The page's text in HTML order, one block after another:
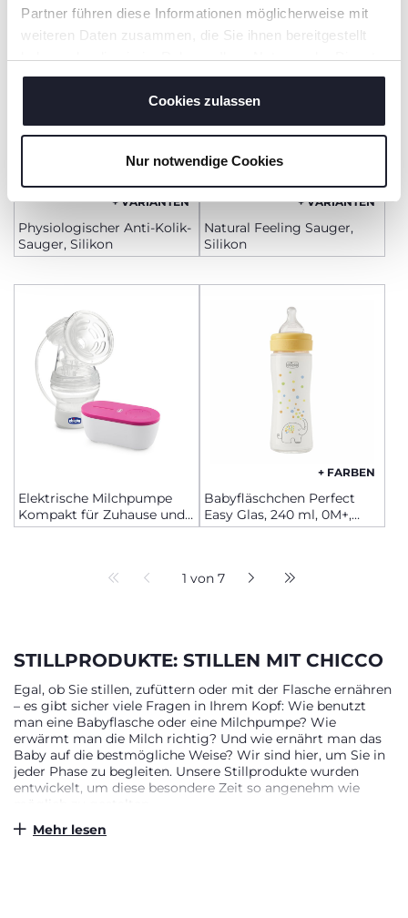
Partner führen diese Informationen möglicherweise mit
weiteren Daten zusammen, die Sie ihnen bereitgestellt
haben oder die sie im Rahmen Ihrer Nutzung der Dienste
gesammelt haben.
Cookies zulassen
Nur notwendige Cookies
+ VARIANTEN
Physiologischer Anti-Kolik-
Sauger, Silikon
+ VARIANTEN
Natural Feeling Sauger,
Silikon
Elektrische Milchpumpe
Kompakt für Zuhause und
Unterwegs
+ FARBEN
Babyfläschchen Perfect
Easy Glas, 240 ml, 0M+,
langsamer Fluss
1 von 7
STILLPRODUKTE: STILLEN MIT CHICCO
Egal, ob Sie stillen, zufüttern oder mit der Flasche ernähren
– es gibt sicher viele Fragen in Ihrem Kopf: Wie benutzt
man eine Babyflasche oder eine Milchpumpe? Wie
erwärmt man die Milch richtig? Und wie ernährt man das
Baby auf die bestmögliche Weise? Wir sind hier, um Sie in
jeder Phase zu begleiten. Unsere Stillprodukte wurden
entwickelt, um diese besondere Zeit so angenehm wie
STILLPRODUKTE FÜR JEDE ART DES
Mehr lesen